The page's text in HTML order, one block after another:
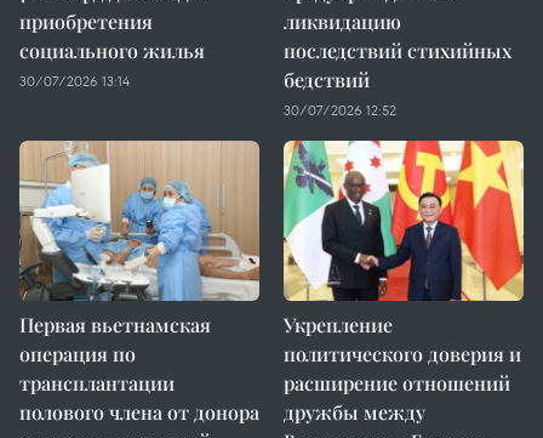
приобретения
социального жилья
30/07/2026 13:14
ликвидацию
последствий стихийных
бедствий
30/07/2026 12:52
Первая вьетнамская
операция по
трансплантации
полового члена от донора
Укрепление
политического доверия и
расширение отношений
дружбы между